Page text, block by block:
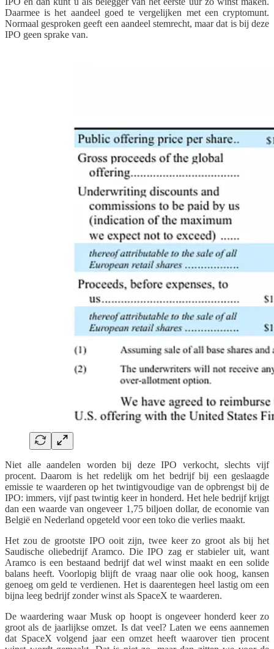
Daarmee is het aandeel goed te vergelijken met een cryptomunt.
Normaal gesproken geeft een aandeel stemrecht, maar dat is bij deze
IPO geen sprake van.
Niet alle aandelen worden bij deze IPO verkocht, slechts vijf
procent. Daarom is het redelijk om het bedrijf bij een geslaagde
emissie te waarderen op het twintigvoudige van de opbrengst bij de
IPO: immers, vijf past twintig keer in honderd. Het hele bedrijf krijgt
dan een waarde van ongeveer 1,75 biljoen dollar, de economie van
België en Nederland opgeteld voor een toko die verlies maakt.
Het zou de grootste IPO ooit zijn, twee keer zo groot als bij het
Saudische oliebedrijf Aramco. Die IPO zag er stabieler uit, want
Aramco is een bestaand bedrijf dat wel winst maakt en een solide
balans heeft. Voorlopig blijft de vraag naar olie ook hoog, kansen
genoeg om geld te verdienen. Het is daarentegen heel lastig om een
bijna leeg bedrijf zonder winst als SpaceX te waarderen.
De waardering waar Musk op hoopt is ongeveer honderd keer zo
groot als de jaarlijkse omzet. Is dat veel? Laten we eens aannemen
dat SpaceX volgend jaar een omzet heeft waarover tien procent